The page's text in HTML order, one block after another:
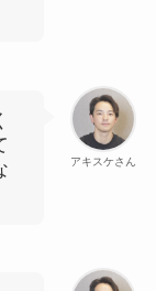
アキスケさん